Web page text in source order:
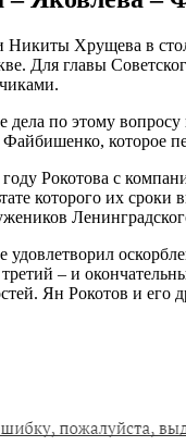
Никиты Хрущева в
Для главы
по этому
которое
Рокотова с
которого их
удовлетворил
третий – и
Ян Рокотов и его